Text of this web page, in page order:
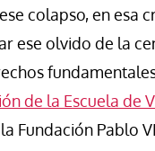
colapso, en esa
ese olvido de la
de la Escuela de
Fundación Pablo
dulzura
Paco